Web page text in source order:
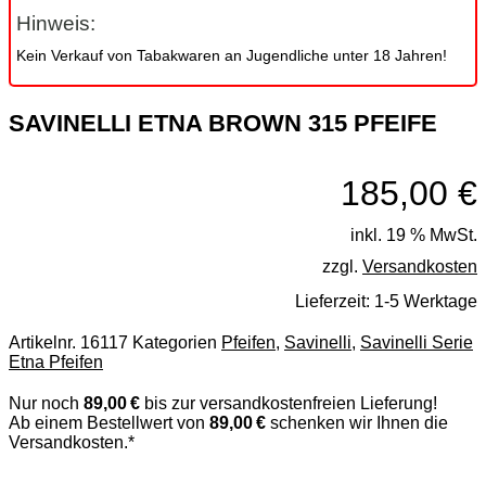
Hinweis:
Kein Verkauf von Tabakwaren an Jugendliche unter 18 Jahren!
SAVINELLI ETNA BROWN 315 PFEIFE
185,00 €
inkl. 19 % MwSt.
zzgl. Versandkosten
Lieferzeit: 1-5 Werktage
Artikelnr. 16117 Kategorien Pfeifen, Savinelli, Savinelli Serie
Etna Pfeifen
Nur noch 89,00 € bis zur versandkostenfreien Lieferung!
Ab einem Bestellwert von 89,00 € schenken wir Ihnen die
Versandkosten.*